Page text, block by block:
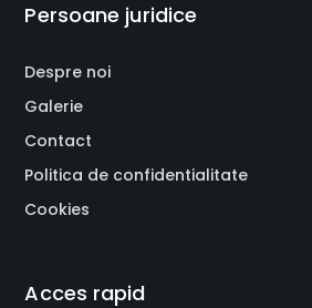
Persoane juridice
Despre noi
Galerie
Contact
Politica de confidentialitate
Cookies
Acces rapid